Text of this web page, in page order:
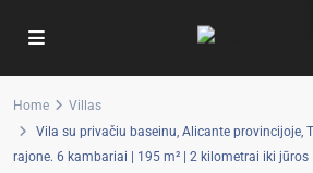
Home
Villas
Vila su privačiu baseinu, Alicante provincijoje,
rajone. 6 kambariai | 195 m² | 2 kilometrai iki jūros